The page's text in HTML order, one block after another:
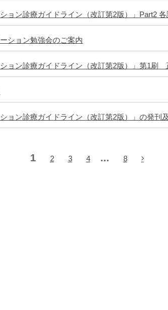
ション診療ガイドライン（改訂第2版）」Part2
ション勉強会のご案内
ション診療ガイドライン（改訂第2版）」第1刷
ション診療ガイドライン（改訂第2版）」の発刊
1 2 3 4 ... 8